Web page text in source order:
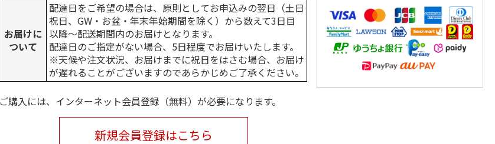
お届けに
ついて
配達日をご希望の場合は、原則としてお申込みの翌日（土日
祝日、GW・お盆・年末年始期間を除く）から数えて3日目
以降～配送期間内のお届けとなります。
配達日のご指定がない場合、5日程度でお届けいたします。
※天候や注文状況、お届けまでに祝日をはさむ場合、お届け
が遅れることがございますのであらかじめご了承ください。
ご購入には、インターネット会員登録（無料）が必要になります。
新規会員登録はこちら